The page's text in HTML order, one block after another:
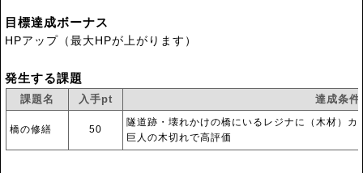
目標達成ボーナス
HPアップ（最大HPが上がります）
発生する課題
課題名 入手pt 達成条件
橋の修繕 50
隧道跡・壊れかけの橋にいるレジナに（木材）
巨人の木切れで高評価